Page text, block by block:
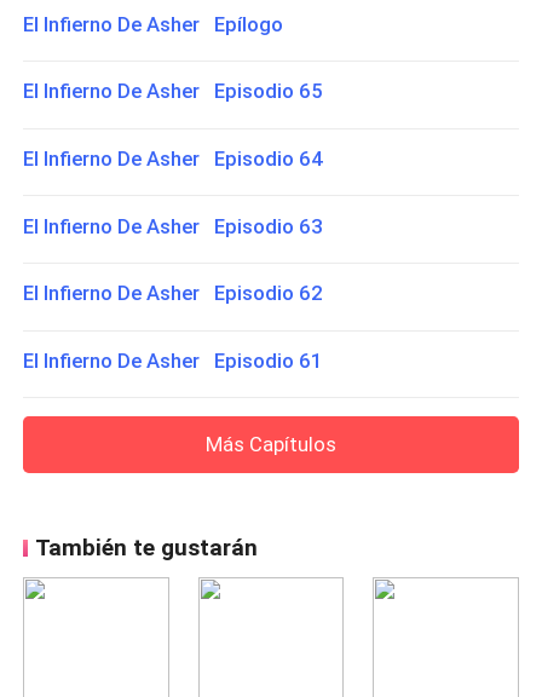
El Infierno De Asher Epílogo
El Infierno De Asher Episodio 65
El Infierno De Asher Episodio 64
El Infierno De Asher Episodio 63
El Infierno De Asher Episodio 62
El Infierno De Asher Episodio 61
Más Capítulos
También te gustarán